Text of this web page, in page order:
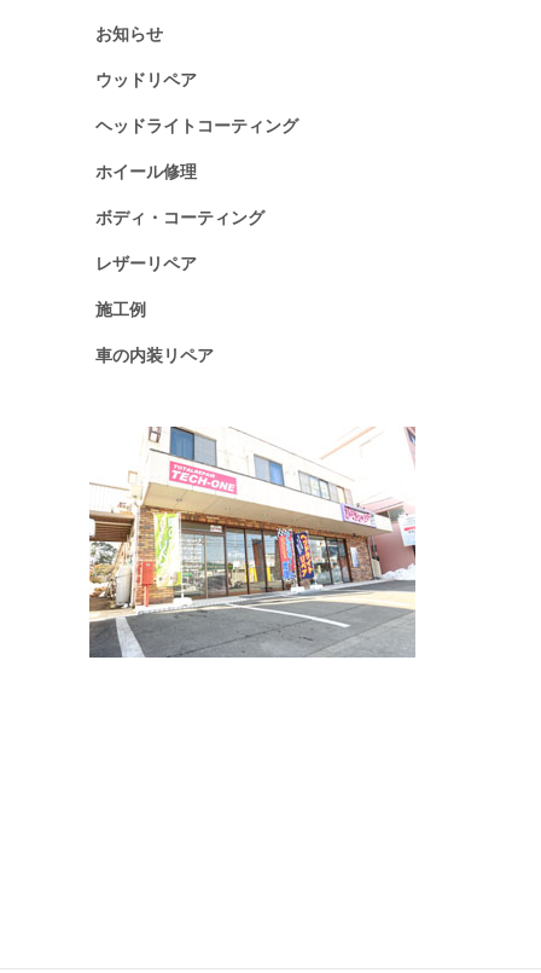
お知らせ
ウッドリペア
ヘッドライトコーティング
ホイール修理
ボディ・コーティング
レザーリペア
施工例
車の内装リペア